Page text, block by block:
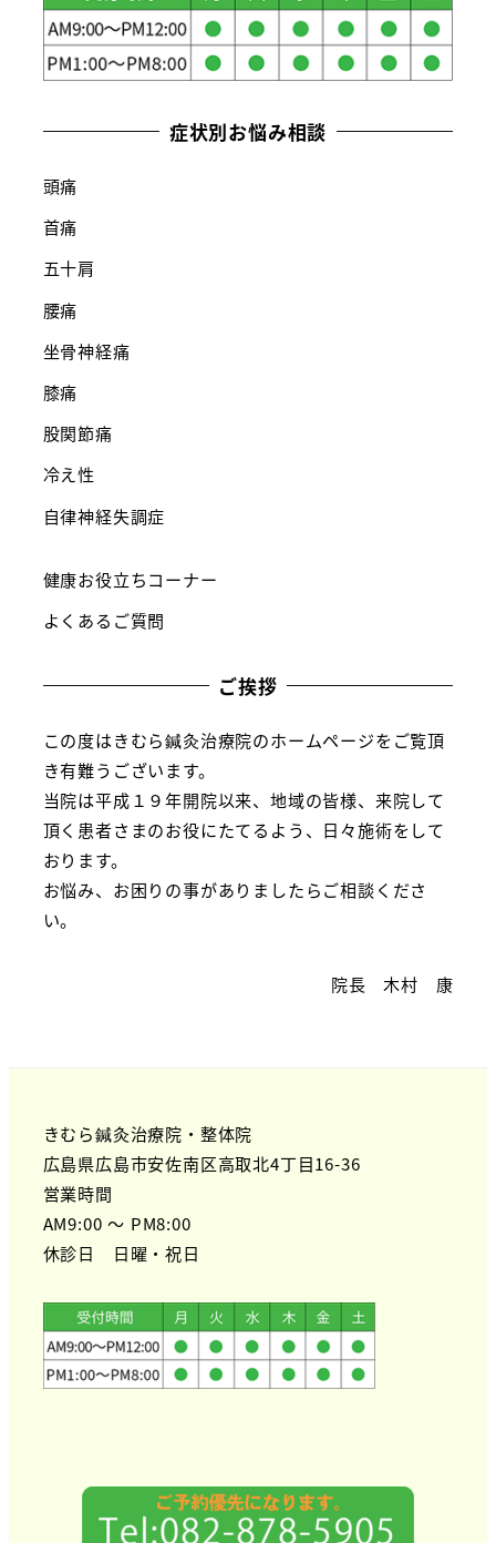
症状別お悩み相談
頭痛
首痛
五十肩
腰痛
坐骨神経痛
膝痛
股関節痛
冷え性
自律神経失調症
健康お役立ちコーナー
よくあるご質問
ご挨拶
この度はきむら鍼灸治療院のホームページをご覧頂
き有難うございます。
当院は平成１９年開院以来、地域の皆様、来院して
頂く患者さまのお役にたてるよう、日々施術をして
おります。
お悩み、お困りの事がありましたらご相談くださ
い。
院長 木村 康
きむら鍼灸治療院・整体院
広島県広島市安佐南区高取北4丁目16-36
営業時間
AM9:00 ～ PM8:00
休診日 日曜・祝日